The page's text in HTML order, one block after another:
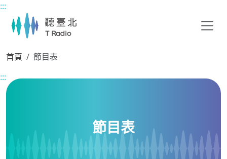
主要內容區塊
:::
首頁
節目表
:::
節目表